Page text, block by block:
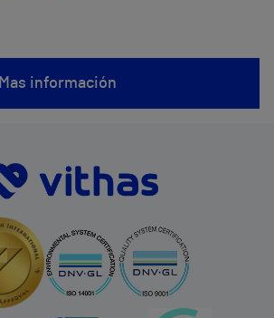
Mas información